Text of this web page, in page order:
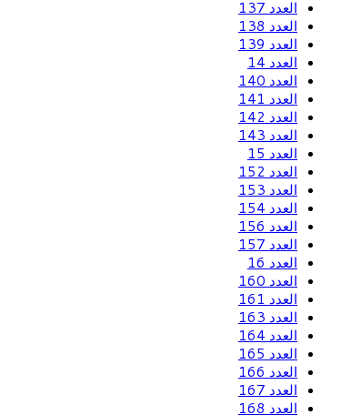
العدد 137
العدد 138
العدد 139
العدد 14
العدد 140
العدد 141
العدد 142
العدد 143
العدد 15
العدد 152
العدد 153
العدد 154
العدد 156
العدد 157
العدد 16
العدد 160
العدد 161
العدد 163
العدد 164
العدد 165
العدد 166
العدد 167
العدد 168